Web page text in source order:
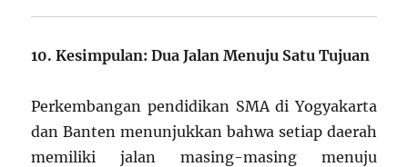
10. Kesimpulan: Dua Jalan Menuju Satu Tujuan
Perkembangan pendidikan SMA di Yogyakarta
dan Banten menunjukkan bahwa setiap daerah
memiliki jalan masing-masing menuju